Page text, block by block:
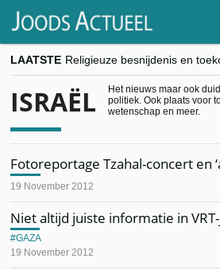
LAATSTE
ISRAËL
Het nieuws maar ook
politiek. Ook plaats voor
wetenschap en meer.
Fotoreportage Tzahal-concert en
19 November 2012
Niet altijd juiste informatie in
19 November 2012
GAZA